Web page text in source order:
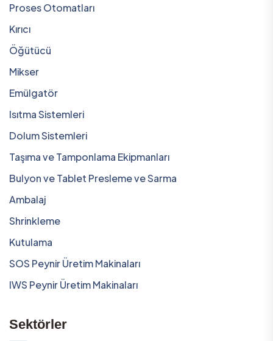
Proses Otomatları
Kırıcı
Öğütücü
Mikser
Emülgatör
Isıtma Sistemleri
Dolum Sistemleri
Taşıma ve Tamponlama Ekipmanları
Bulyon ve Tablet Presleme ve Sarma
Ambalaj
Shrinkleme
Kutulama
SOS Peynir Üretim Makinaları
IWS Peynir Üretim Makinaları
Sektörler